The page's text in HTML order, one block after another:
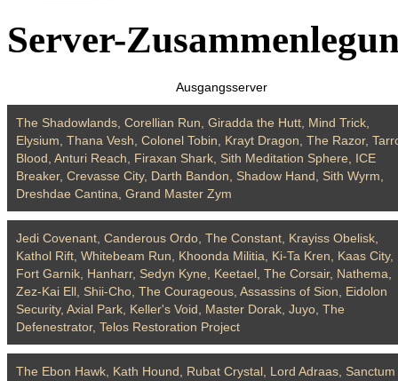
Server-
Ausgangsserver
The Shadowlands, Corellian Run, Giradda the Hutt, Mind Trick,
Elysium, Thana Vesh, Colonel Tobin, Krayt Dragon, The Razor,
Blood, Anturi Reach, Firaxan Shark, Sith Meditation Sphere, ICE
Breaker, Crevasse City, Darth Bandon, Shadow Hand, Sith Wyrm,
Dreshdae Cantina, Grand Master Zym
Jedi Covenant, Canderous Ordo, The Constant, Krayiss Obelisk,
Kathol Rift, Whitebeam Run, Khoonda Militia, Ki-Ta Kren, Kaas City,
Fort Garnik, Hanharr, Sedyn Kyne, Keetael, The Corsair, Nathema,
Zez-Kai Ell, Shii-Cho, The Courageous, Assassins of Sion, Eidolon
Security, Axial Park, Keller's Void, Master Dorak, Juyo, The
Defenestrator, Telos Restoration Project
The Ebon Hawk, Kath Hound, Rubat Crystal, Lord Adraas, Sanctum